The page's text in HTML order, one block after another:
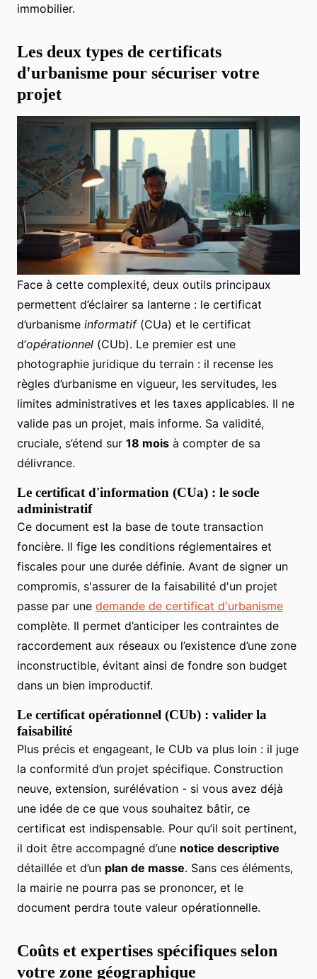
immobilier.
Les deux types de certificats
d'urbanisme pour sécuriser votre
projet
Face à cette complexité, deux outils principaux
permettent d’éclairer sa lanterne : le certificat
d’urbanisme informatif(CUa) et le certificat
d’opérationnel (CUb). Le premier est une
photographie juridique du terrain : il recense les
règles d’urbanisme en vigueur, les servitudes, les
limites administratives et les taxes applicables. Il ne
valide pas un projet, mais informe. Sa validité,
cruciale, s’étend sur 18 mois à compter de sa
délivrance.
Le certificat d'information (CUa) : le socle
administratif
Ce document est la base de toute transaction
foncière. Il fige les conditions réglementaires et
fiscales pour une durée définie. Avant de signer un
compromis, s'assurer de la faisabilité d'un projet
passe par une demande de certificat d'urbanisme
complète. Il permet d’anticiper les contraintes de
raccordement aux réseaux ou l’existence d’une zone
inconstructible, évitant ainsi de fondre son budget
dans un bien improductif.
Le certificat opérationnel (CUb) : valider la
faisabilité
Plus précis et engageant, le CUb va plus loin : il juge
la conformité d’un projet spécifique. Construction
neuve, extension, surélévation - si vous avez déjà
une idée de ce que vous souhaitez bâtir, ce
certificat est indispensable. Pour qu’il soit pertinent,
il doit être accompagné d’une notice descriptive
détaillée et d’un plan de masse. Sans ces éléments,
la mairie ne pourra pas se prononcer, et le
document perdra toute valeur opérationnelle.
Coûts et expertises spécifiques selon
votre zone géographique